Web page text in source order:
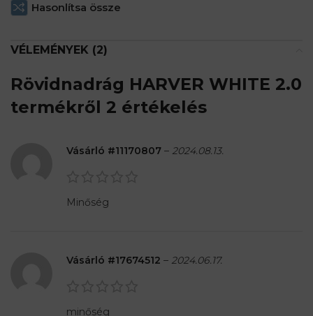
Hasonlítsa össze
VÉLEMÉNYEK (2)
Rövidnadrág HARVER WHITE 2.0
termékről 2 értékelés
Vásárló #11170807 – 2024.08.13.
Minőség
Vásárló #17674512 – 2024.06.17.
minőség